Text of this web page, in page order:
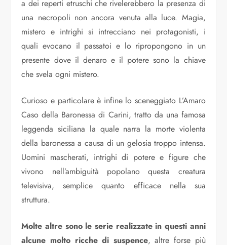
a dei reperti etruschi che rivelerebbero la presenza di
una necropoli non ancora venuta alla luce. Magia,
mistero e intrighi si intrecciano nei protagonisti, i
quali evocano il passatoi e lo ripropongono in un
presente dove il denaro e il potere sono la chiave
che svela ogni mistero.
Curioso e particolare è infine lo sceneggiato L’Amaro
Caso della Baronessa di Carini, tratto da una famosa
leggenda siciliana la quale narra la morte violenta
della baronessa a causa di un gelosia troppo intensa.
Uomini mascherati, intrighi di potere e figure che
vivono nell’ambiguità popolano questa creatura
televisiva, semplice quanto efficace nella sua
struttura.
Molte altre sono le serie realizzate in questi anni
alcune molto ricche di suspence, altre forse più